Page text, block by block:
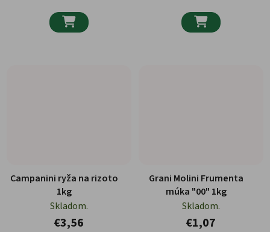
 
Campanini ryža na rizoto
1kg
Skladom.
€3,56
Grani Molini Frumenta
múka "00" 1kg
Skladom.
€1,07